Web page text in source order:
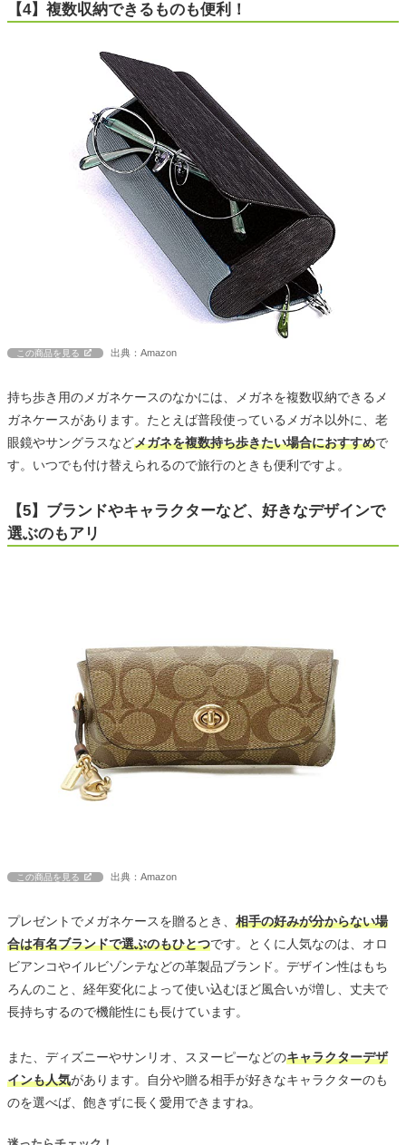
【4】複数収納できるものも便利！
この商品を見る 出典：Amazon
持ち歩き用のメガネケースのなかには、メガネを複数収納できるメ
ガネケースがあります。たとえば普段使っているメガネ以外に、老
眼鏡やサングラスなどメガネを複数持ち歩きたい場合におすすめで
す。いつでも付け替えられるので旅行のときも便利ですよ。
【5】ブランドやキャラクターなど、好きなデザインで
選ぶのもアリ
この商品を見る 出典：Amazon
プレゼントでメガネケースを贈るとき、 相手の好みが分からない場
合は有名ブランドで選ぶのもひとつです。とくに人気なのは、オロ
ビアンコやイルビゾンテなどの革製品ブランド。デザイン性はもち
ろんのこと、経年変化によって使い込むほど風合いが増し、丈夫で
長持ちするので機能性にも長けています。
また、ディズニーやサンリオ、スヌーピーなどのキャラクターデザ
インも人気があります。自分や贈る相手が好きなキャラクターのも
のを選べば、飽きずに長く愛用できますね。